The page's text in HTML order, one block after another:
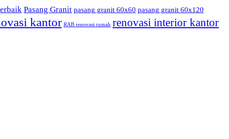
Pasang Granit pasang granit 60x60 pasang granit 60x120
kantor RAB renovasi rumah renovasi interior kantor